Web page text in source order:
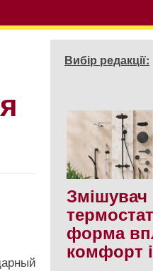
Вибір редакції:
Змішувач
форма
комфорт